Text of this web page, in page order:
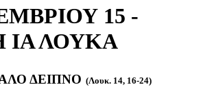
15 -
ΙΑ ΛΟΥΚΑ
ΔΕΙΠΝΟ (Λουκ. 14, 16-24)